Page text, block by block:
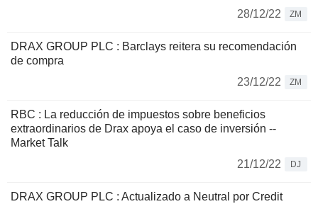
28/12/22
ZM
DRAX GROUP PLC : Barclays reitera su recomendación
de compra
23/12/22
ZM
RBC : La reducción de impuestos sobre beneficios
extraordinarios de Drax apoya el caso de inversión --
Market Talk
21/12/22
DJ
DRAX GROUP PLC : Actualizado a Neutral por Credit